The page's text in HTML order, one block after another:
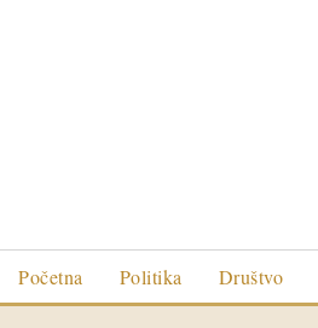
Početna Politika Društvo